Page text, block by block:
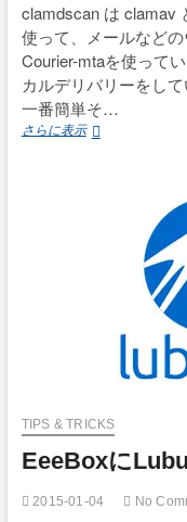
み
る
clamdscan は clamav
使って、メールなど
Courier-mtaを使って
カルデリバリーをし
一番簡単そ…
さらに表示clamdscan
TIPS & TRICKS
EeeBoxに
2015-01-04 No